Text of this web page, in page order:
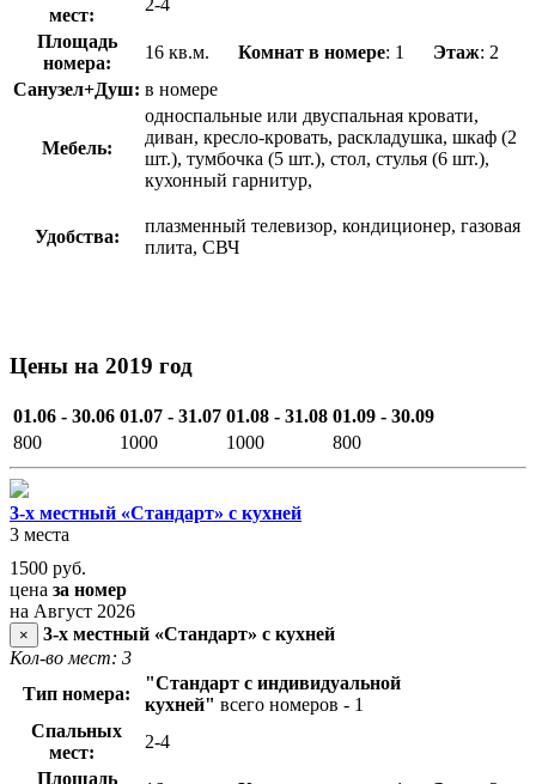
мест:
2-4
Площадь
номера:
16 кв.м. Комнат в номере: 1 Этаж: 2
Санузел+Душ: в номере
Мебель:
односпальные или двуспальная кровати,
диван, кресло-кровать, раскладушка, шкаф (2
шт.), тумбочка (5 шт.), стол, стулья (6 шт.),
кухонный гарнитур,
Удобства:
плазменный телевизор, кондиционер, газовая
плита, СВЧ
Цены на 2019 год
01.06 - 30.06 01.07 - 31.07 01.08 - 31.08 01.09 - 30.09
800
1000 1000 800
3-х местный «Стандарт» с кухней
3 места
1500 руб.
цена за номер
на Август 2026
×
3-х местный «Стандарт» с кухней
Кол-во мест: 3
Тип номера:
"Стандарт с индивидуальной
кухней" всего номеров - 1
Спальных
мест:
2-4
Площадь